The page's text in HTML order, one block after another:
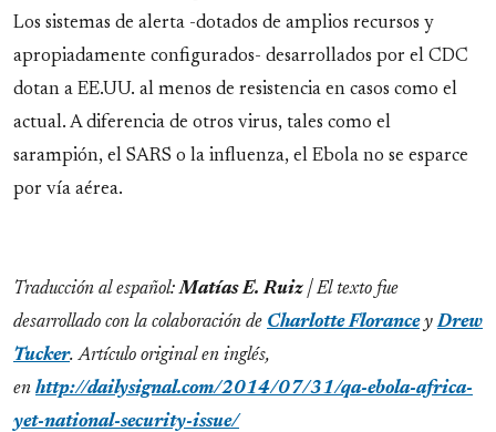
Los sistemas de alerta -dotados de amplios recursos y
apropiadamente configurados- desarrollados por el CDC
dotan a EE.UU. al menos de resistencia en casos como el
actual. A diferencia de otros virus, tales como el
sarampión, el SARS o la influenza, el Ebola no se esparce
por vía aérea.
Traducción al español:Matías E. Ruiz | El texto fue
desarrollado con la colaboración de Charlotte FloranceyDrew
Tucker. Artículo original en inglés,
en http://dailysignal.com/2014/07/31/qa-ebola-africa-
yet-national-security-issue/